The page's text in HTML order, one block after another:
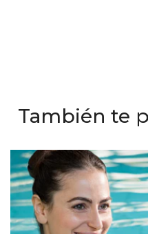
También te